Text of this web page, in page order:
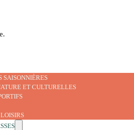
SAISONNIÈRES
ET CULTURELLES